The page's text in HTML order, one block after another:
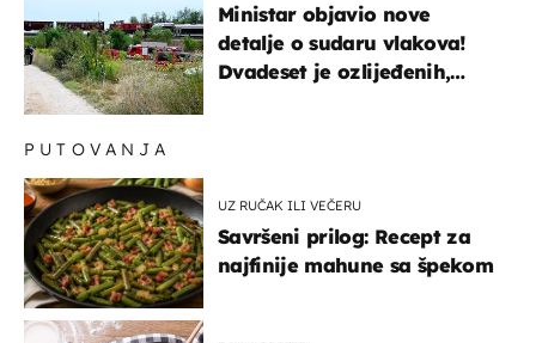
Ministar objavio nove
detalje o sudaru vlakova!
Dvadeset je ozlijeđenih,
PUTOVANJA
UZ RUČAK ILI VEČERU
Savršeni prilog: Recept za
najfinije mahune sa špekom